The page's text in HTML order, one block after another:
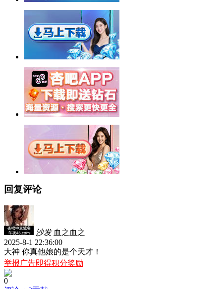
回复评论
沙发 血之血之
2025-8-1 22:36:00
大神 你真他娘的是个天才！
举报广告即得积分奖励
0